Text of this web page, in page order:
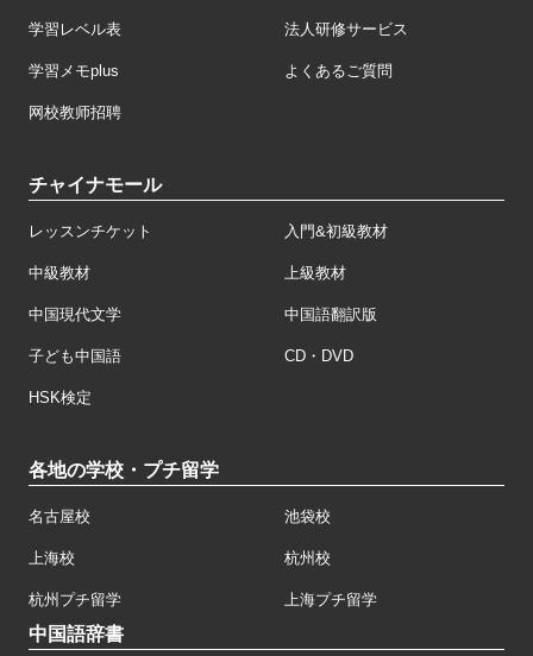
学習レベル表 法人研修サービス
学習メモplus よくあるご質問
网校教师招聘
チャイナモール
レッスンチケット 入門&初級教材
中級教材 上級教材
中国現代文学 中国語翻訳版
子ども中国語 CD・DVD
HSK検定
各地の学校・プチ留学
名古屋校 池袋校
上海校 杭州校
杭州プチ留学 上海プチ留学
中国語辞書